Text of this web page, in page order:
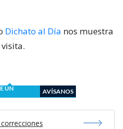
Dichato al Día nos muestra
UN
AVÍSANOS